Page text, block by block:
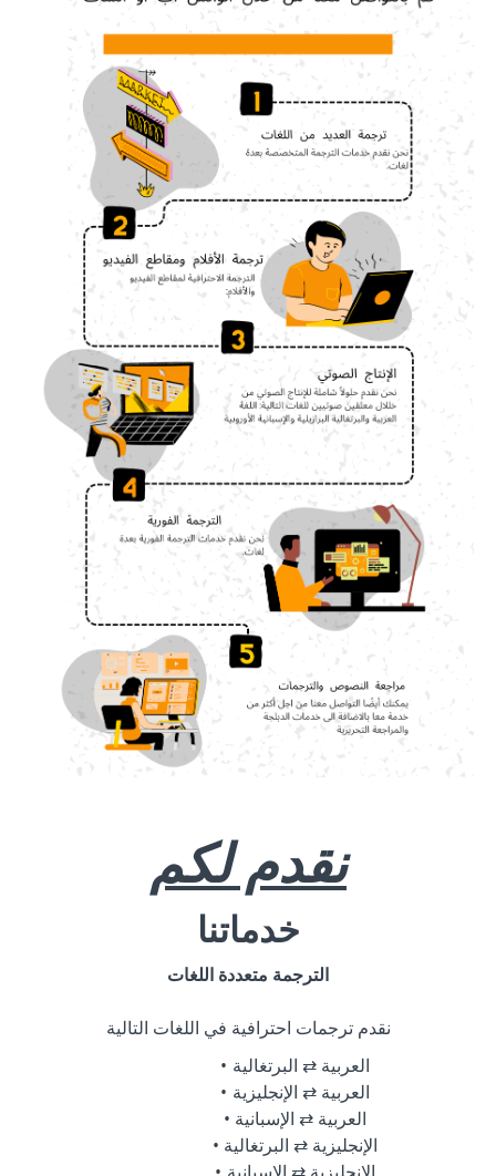
نقدم لكم
خدماتنا
الترجمة متعددة اللغات
نقدم ترجمات احترافية في اللغات التالية
العربية ⇄ البرتغالية
العربية ⇄ الإنجليزية
العربية ⇄ الإسبانية
الإنجليزية ⇄ البرتغالية